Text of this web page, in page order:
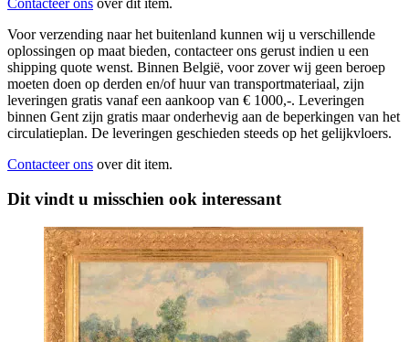
Voor verzending naar het buitenland kunnen wij u verschillende
oplossingen op maat bieden, contacteer ons gerust indien u een
shipping quote wenst. Binnen België, voor zover wij geen beroep
moeten doen op derden en/of huur van transportmateriaal, zijn
leveringen gratis vanaf een aankoop van € 1000,-. Leveringen
binnen Gent zijn gratis maar onderhevig aan de beperkingen van het
circulatieplan. De leveringen geschieden steeds op het gelijkvloers.
Contacteer ons over dit item.
Dit vindt u misschien ook interessant